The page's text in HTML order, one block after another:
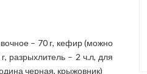
– 70 г, кефир (можно
разрыхлитель – 2 ч.л, для
черная, крыжовник)